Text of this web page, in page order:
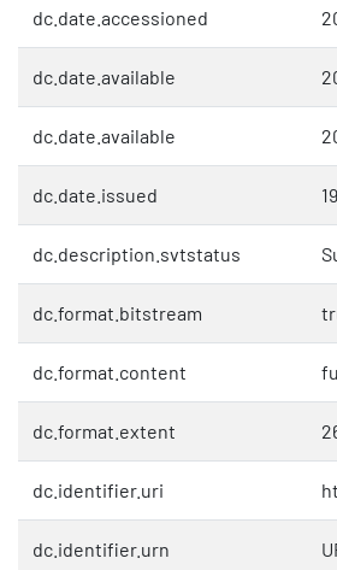
dc.date.accessioned
dc.date.available
dc.date.available
dc.date.issued
dc.description.svtstatus
dc.format.bitstream
dc.format.content
dc.format.extent
dc.identifier.uri
dc.identifier.urn